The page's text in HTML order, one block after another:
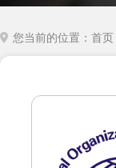
您当前的位置： 首页